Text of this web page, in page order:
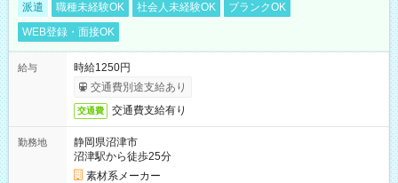
派遣 職種未経験OK 社会人未経験OK
ブランクOK
WEB登録・面接OK
給与
時給1250円
交通費別途支給あり
交通費 交通費支給有り
勤務地
静岡県沼津市
沼津駅から徒歩25分
素材系メーカー